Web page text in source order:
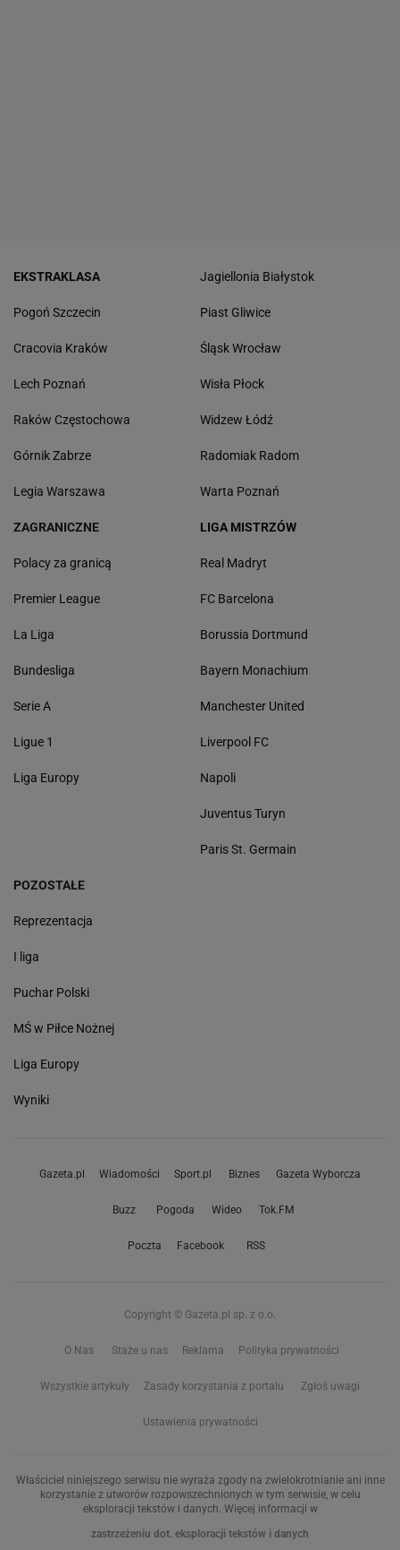
EKSTRAKLASA
Pogoń Szczecin
Cracovia Kraków
Lech Poznań
Raków Częstochowa
Górnik Zabrze
Legia Warszawa
Jagiellonia Białystok
Piast Gliwice
Śląsk Wrocław
Wisła Płock
Widzew Łódź
Radomiak Radom
Warta Poznań
ZAGRANICZNE
Polacy za granicą
Premier League
La Liga
Bundesliga
Serie A
Ligue 1
Liga Europy
LIGA MISTRZÓW
Real Madryt
FC Barcelona
Borussia Dortmund
Bayern Monachium
Manchester United
Liverpool FC
Napoli
Juventus Turyn
Paris St. Germain
POZOSTAŁE
Reprezentacja
I liga
Puchar Polski
MŚ w Piłce Nożnej
Liga Europy
Wyniki
Gazeta.pl Wiadomości Sport.pl Biznes Gazeta Wyborcza
Buzz Pogoda Wideo Tok.FM
Poczta Facebook RSS
Copyright © Gazeta.pl sp. z o.o.
O Nas Staże u nas Reklama Polityka prywatności
Wszystkie artykuły Zasady korzystania z portalu Zgłoś uwagi
Ustawienia prywatności
Właściciel niniejszego serwisu nie wyraża zgody na zwielokrotnianie ani inne
korzystanie z utworów rozpowszechnionych w tym serwisie, w celu
eksploracji tekstów i danych. Więcej informacji w
zastrzeżeniu dot. eksploracji tekstów i danych